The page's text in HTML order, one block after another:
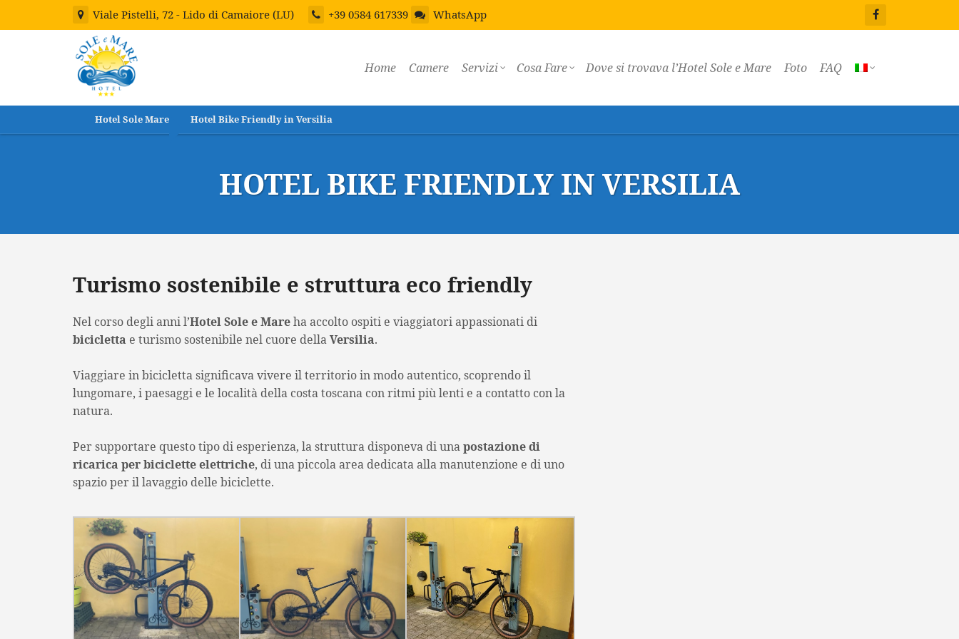
Viale Pistelli, 72 - Lido di Camaiore (LU) +39 0584 617339 WhatsApp
Home Camere Servizi Cosa Fare Dove si trovava l’Hotel Sole e Mare Foto FAQ
Hotel Sole Mare Hotel Bike Friendly in Versilia
HOTEL BIKE FRIENDLY IN VERSILIA
Turismo sostenibile e struttura eco friendly
Nel corso degli anni l’Hotel Sole e Mareha accolto ospiti e viaggiatori appassionati di
bicicletta e turismo sostenibile nel cuore dellaVersilia.
Viaggiare in bicicletta significava vivere il territorio in modo autentico, scoprendo il
lungomare, i paesaggi e le località della costa toscana con ritmi più lenti e a contatto con la
natura.
Per supportare questo tipo di esperienza, la struttura disponeva di unapostazione di
ricarica per biciclette elettriche, di una piccola area dedicata alla manutenzione e di uno
spazio per il lavaggio delle biciclette.